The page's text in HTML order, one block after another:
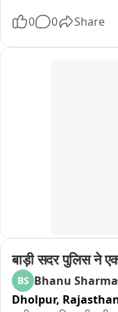
হেলমেট ছাড়া বাইক চালাতে
যমরাজ? যে কোনও মুহূর্তে
নাটকীয় পদ্ধতিতে সচেতনতার
বেশি হতে পারে। পথ
হাসির আড়ালে একটি কঠিন
2023 की भर्ती प्रक्रिया
बाहर संविदा कर्मी कर रहे
0 0 Share
बाड़ी सदर पुलिस ने
BS Bhanu Sharma
Dholpur,